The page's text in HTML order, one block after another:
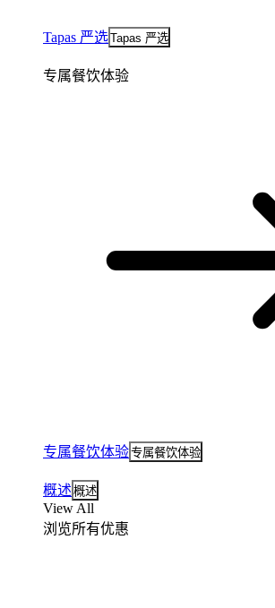
Tapas 严选Tapas 严选
专属餐饮体验
专属餐饮体验专属餐饮体验
概述 概述
View All
浏览所有优惠